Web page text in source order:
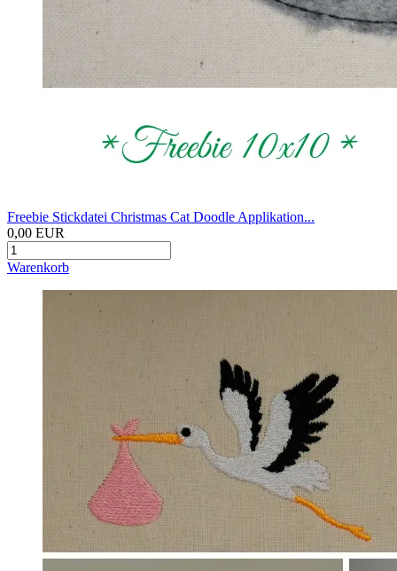
Freebie Stickdatei Christmas Cat Doodle Applikation...
0,00 EUR
Warenkorb